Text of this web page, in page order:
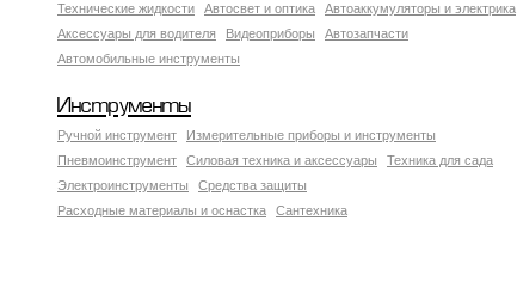
Технические жидкости
Автосвет и оптика
Автоаккумуляторы и электрика
Аксессуары для водителя
Видеоприборы
Автозапчасти
Автомобильные инструменты
Инструменты
Ручной инструмент
Измерительные приборы и инструменты
Пневмоинструмент
Силовая техника и аксессуары
Техника для сада
Электроинструменты
Средства защиты
Расходные материалы и оснастка
Сантехника